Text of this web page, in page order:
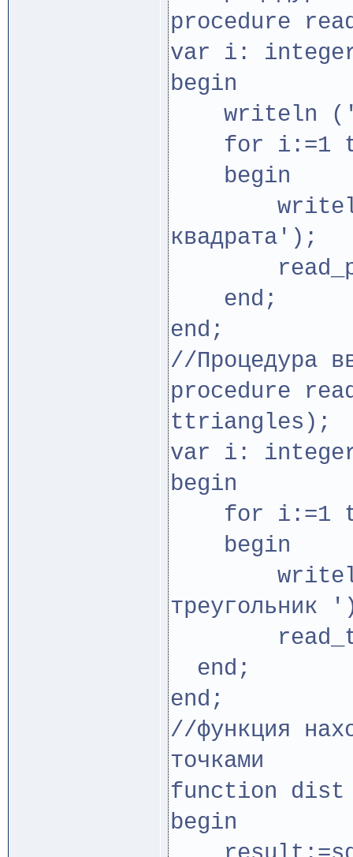
procedure
var i:
begin
writeln
for i:=1
begin
writeln
квадрата');
end;
end;
//Процедура
procedure
ttriangles);
var i:
begin
for i:=1
begin
треугольник
end;
end;
//функция
точками
function
begin